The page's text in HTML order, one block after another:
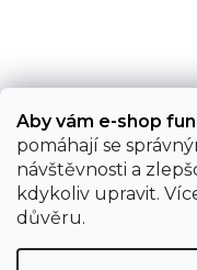
Aby vám e-shop
pomáhají se
návštěvnosti a
kdykoliv upravit.
důvěru.